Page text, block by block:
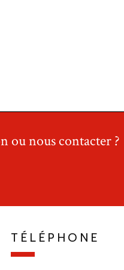
ou nous contacter ?
TÉLÉPHONE